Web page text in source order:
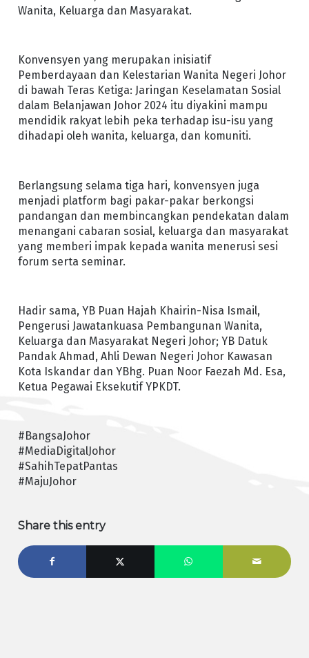
Wanita, Keluarga dan Masyarakat.
Konvensyen yang merupakan inisiatif
Pemberdayaan dan Kelestarian Wanita Negeri Johor
di bawah Teras Ketiga: Jaringan Keselamatan Sosial
dalam Belanjawan Johor 2024 itu diyakini mampu
mendidik rakyat lebih peka terhadap isu-isu yang
dihadapi oleh wanita, keluarga, dan komuniti.
Berlangsung selama tiga hari, konvensyen juga
menjadi platform bagi pakar-pakar berkongsi
pandangan dan membincangkan pendekatan dalam
menangani cabaran sosial, keluarga dan masyarakat
yang memberi impak kepada wanita menerusi sesi
forum serta seminar.
Hadir sama, YB Puan Hajah Khairin-Nisa Ismail,
Pengerusi Jawatankuasa Pembangunan Wanita,
Keluarga dan Masyarakat Negeri Johor; YB Datuk
Pandak Ahmad, Ahli Dewan Negeri Johor Kawasan
Kota Iskandar dan YBhg. Puan Noor Faezah Md. Esa,
Ketua Pegawai Eksekutif YPKDT.
#BangsaJohor
#MediaDigitalJohor
#SahihTepatPantas
#MajuJohor
Share this entry